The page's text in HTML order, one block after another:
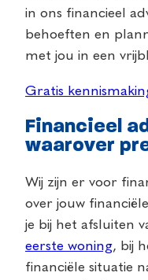
in ons financieel
behoeften en
met jou in een
Gratis
Financieel
waarover
Wij zijn er voor
over jouw
je bij het afsluiten
eerste woning, bij
financiële situatie